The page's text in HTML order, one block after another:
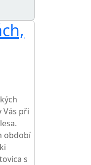
Vás při
období
s